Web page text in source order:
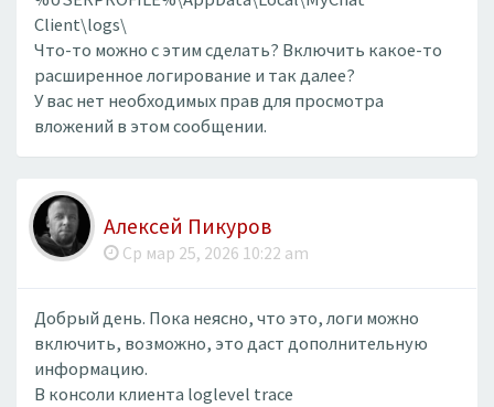
Client\logs\
Что-то можно с этим сделать? Включить какое-то
расширенное логирование и так далее?
У вас нет необходимых прав для просмотра
вложений в этом сообщении.
Алексей Пикуров
Ср мар 25, 2026 10:22 am
Добрый день. Пока неясно, что это, логи можно
включить, возможно, это даст дополнительную
информацию.
В консоли клиента loglevel trace